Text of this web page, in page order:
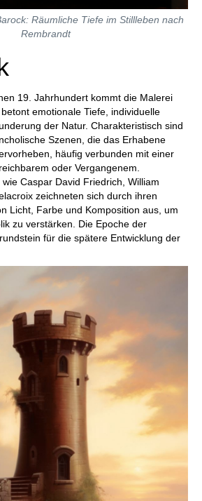
Räumliche Tiefe im Stillleben nach
Rembrandt
19. Jahrhundert kommt die Malerei
emotionale Tiefe, individuelle
der Natur. Charakteristisch sind
Szenen, die das Erhabene
häufig verbunden mit einer
oder Vergangenem.
Caspar David Friedrich, William
zeichneten sich durch ihren
Licht, Farbe und Komposition aus, um
zu verstärken. Die Epoche der
für die spätere Entwicklung der